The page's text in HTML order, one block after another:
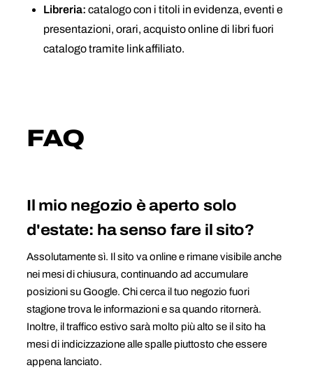
Libreria: catalogo con i titoli in evidenza, eventi e
presentazioni, orari, acquisto online di libri fuori
catalogo tramite link affiliato.
FAQ
Il mio negozio è aperto solo
d'estate: ha senso fare il sito?
Assolutamente sì. Il sito va online e rimane visibile anche
nei mesi di chiusura, continuando ad accumulare
posizioni su Google. Chi cerca il tuo negozio fuori
stagione trova le informazioni e sa quando ritornerà.
Inoltre, il traffico estivo sarà molto più alto se il sito ha
mesi di indicizzazione alle spalle piuttosto che essere
appena lanciato.